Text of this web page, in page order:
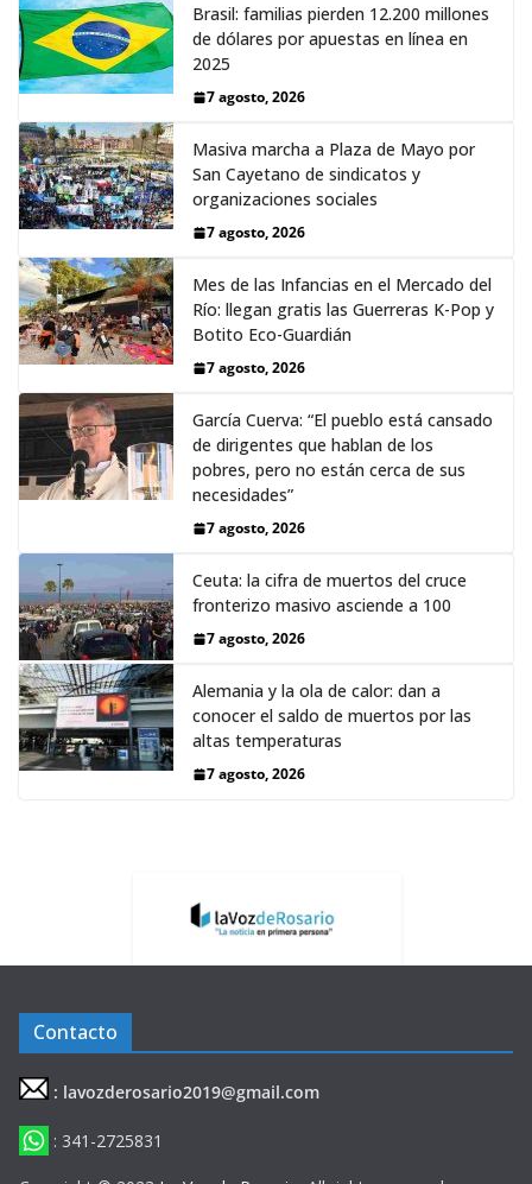
Brasil: familias pierden 12.200 millones
de dólares por apuestas en línea en
2025
7 agosto, 2026
Masiva marcha a Plaza de Mayo por
San Cayetano de sindicatos y
organizaciones sociales
7 agosto, 2026
Mes de las Infancias en el Mercado del
Río: llegan gratis las Guerreras K-Pop y
Botito Eco-Guardián
7 agosto, 2026
García Cuerva: “El pueblo está cansado
de dirigentes que hablan de los
pobres, pero no están cerca de sus
necesidades”
7 agosto, 2026
Ceuta: la cifra de muertos del cruce
fronterizo masivo asciende a 100
7 agosto, 2026
Alemania y la ola de calor: dan a
conocer el saldo de muertos por las
altas temperaturas
7 agosto, 2026
Contacto
: lavozderosario2019@gmail.com
: 341-2725831